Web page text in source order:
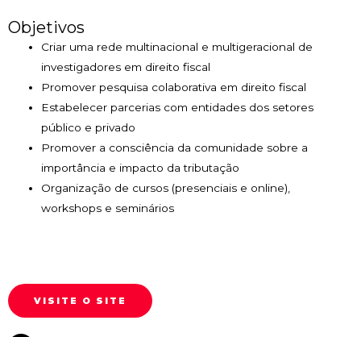
Objetivos
Criar uma rede multinacional e multigeracional de
investigadores em direito fiscal
Promover pesquisa colaborativa em direito fiscal
Estabelecer parcerias com entidades dos setores
público e privado
Promover a consciência da comunidade sobre a
importância e impacto da tributação
Organização de cursos (presenciais e online),
workshops e seminários
VISITE O SITE